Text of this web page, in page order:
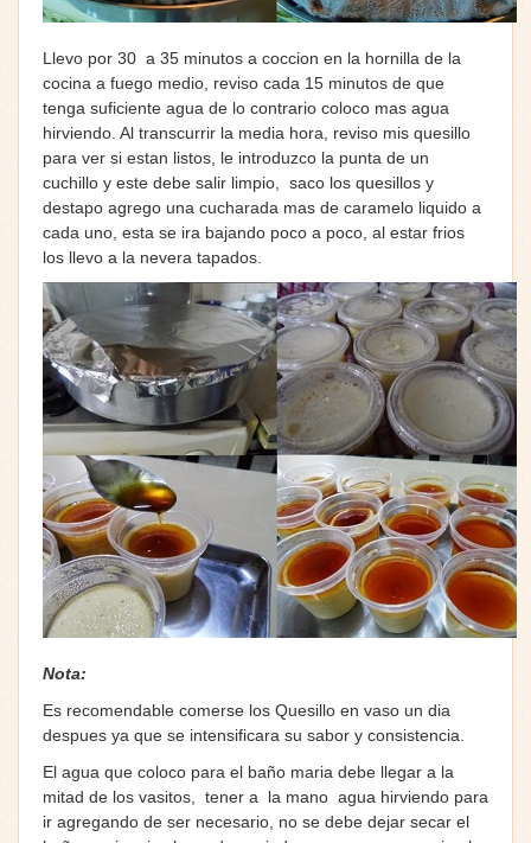
Llevo por 30 a 35 minutos a coccion en la hornilla de la
cocina a fuego medio, reviso cada 15 minutos de que
tenga suficiente agua de lo contrario coloco mas agua
hirviendo. Al transcurrir la media hora, reviso mis quesillo
para ver si estan listos, le introduzco la punta de un
cuchillo y este debe salir limpio, saco los quesillos y
destapo agrego una cucharada mas de caramelo liquido a
cada uno, esta se ira bajando poco a poco, al estar frios
los llevo a la nevera tapados.
Nota:
Es recomendable comerse los Quesillo en vaso un dia
despues ya que se intensificara su sabor y consistencia.
El agua que coloco para el baño maria debe llegar a la
mitad de los vasitos, tener a la mano agua hirviendo para
ir agregando de ser necesario, no se debe dejar secar el